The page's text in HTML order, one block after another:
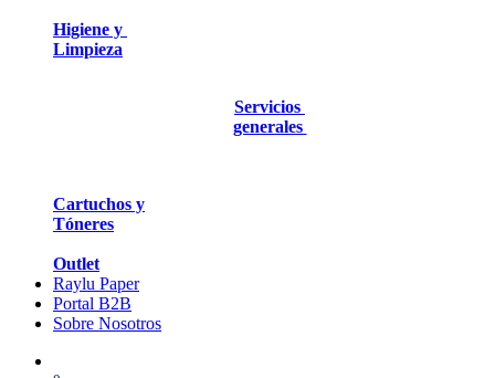
Higiene y
Limpieza
Servicios
generales
Cartuchos y
Tóneres
Outlet
Raylu Paper
Portal B2B
Sobre Nosotros